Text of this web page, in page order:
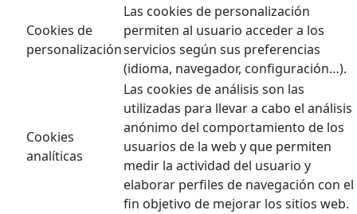
Cookies de
personalización
Las cookies de personalización
permiten al usuario acceder a los
servicios según sus preferencias
(idioma, navegador, configuración…).
Cookies
analíticas
Las cookies de análisis son las
utilizadas para llevar a cabo el análisis
anónimo del comportamiento de los
usuarios de la web y que permiten
medir la actividad del usuario y
elaborar perfiles de navegación con el
fin objetivo de mejorar los sitios web.